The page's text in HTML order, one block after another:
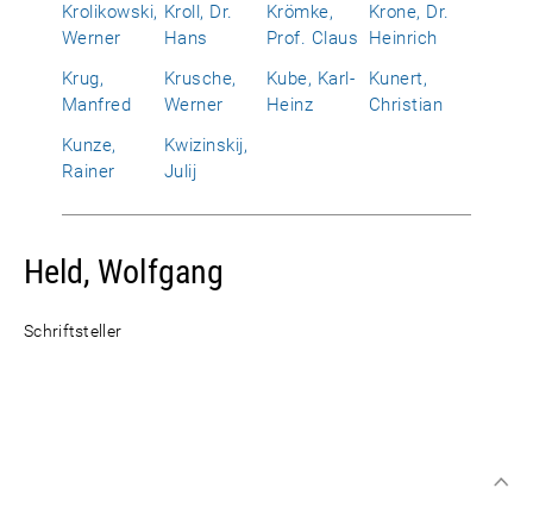
Krolikowski,
Werner
Kroll, Dr.
Hans
Krömke,
Prof. Claus
Krone, Dr.
Heinrich
Krug,
Manfred
Krusche,
Werner
Kube, Karl-
Heinz
Kunert,
Christian
Kunze,
Rainer
Kwizinskij,
Julij
Held, Wolfgang
Schriftsteller